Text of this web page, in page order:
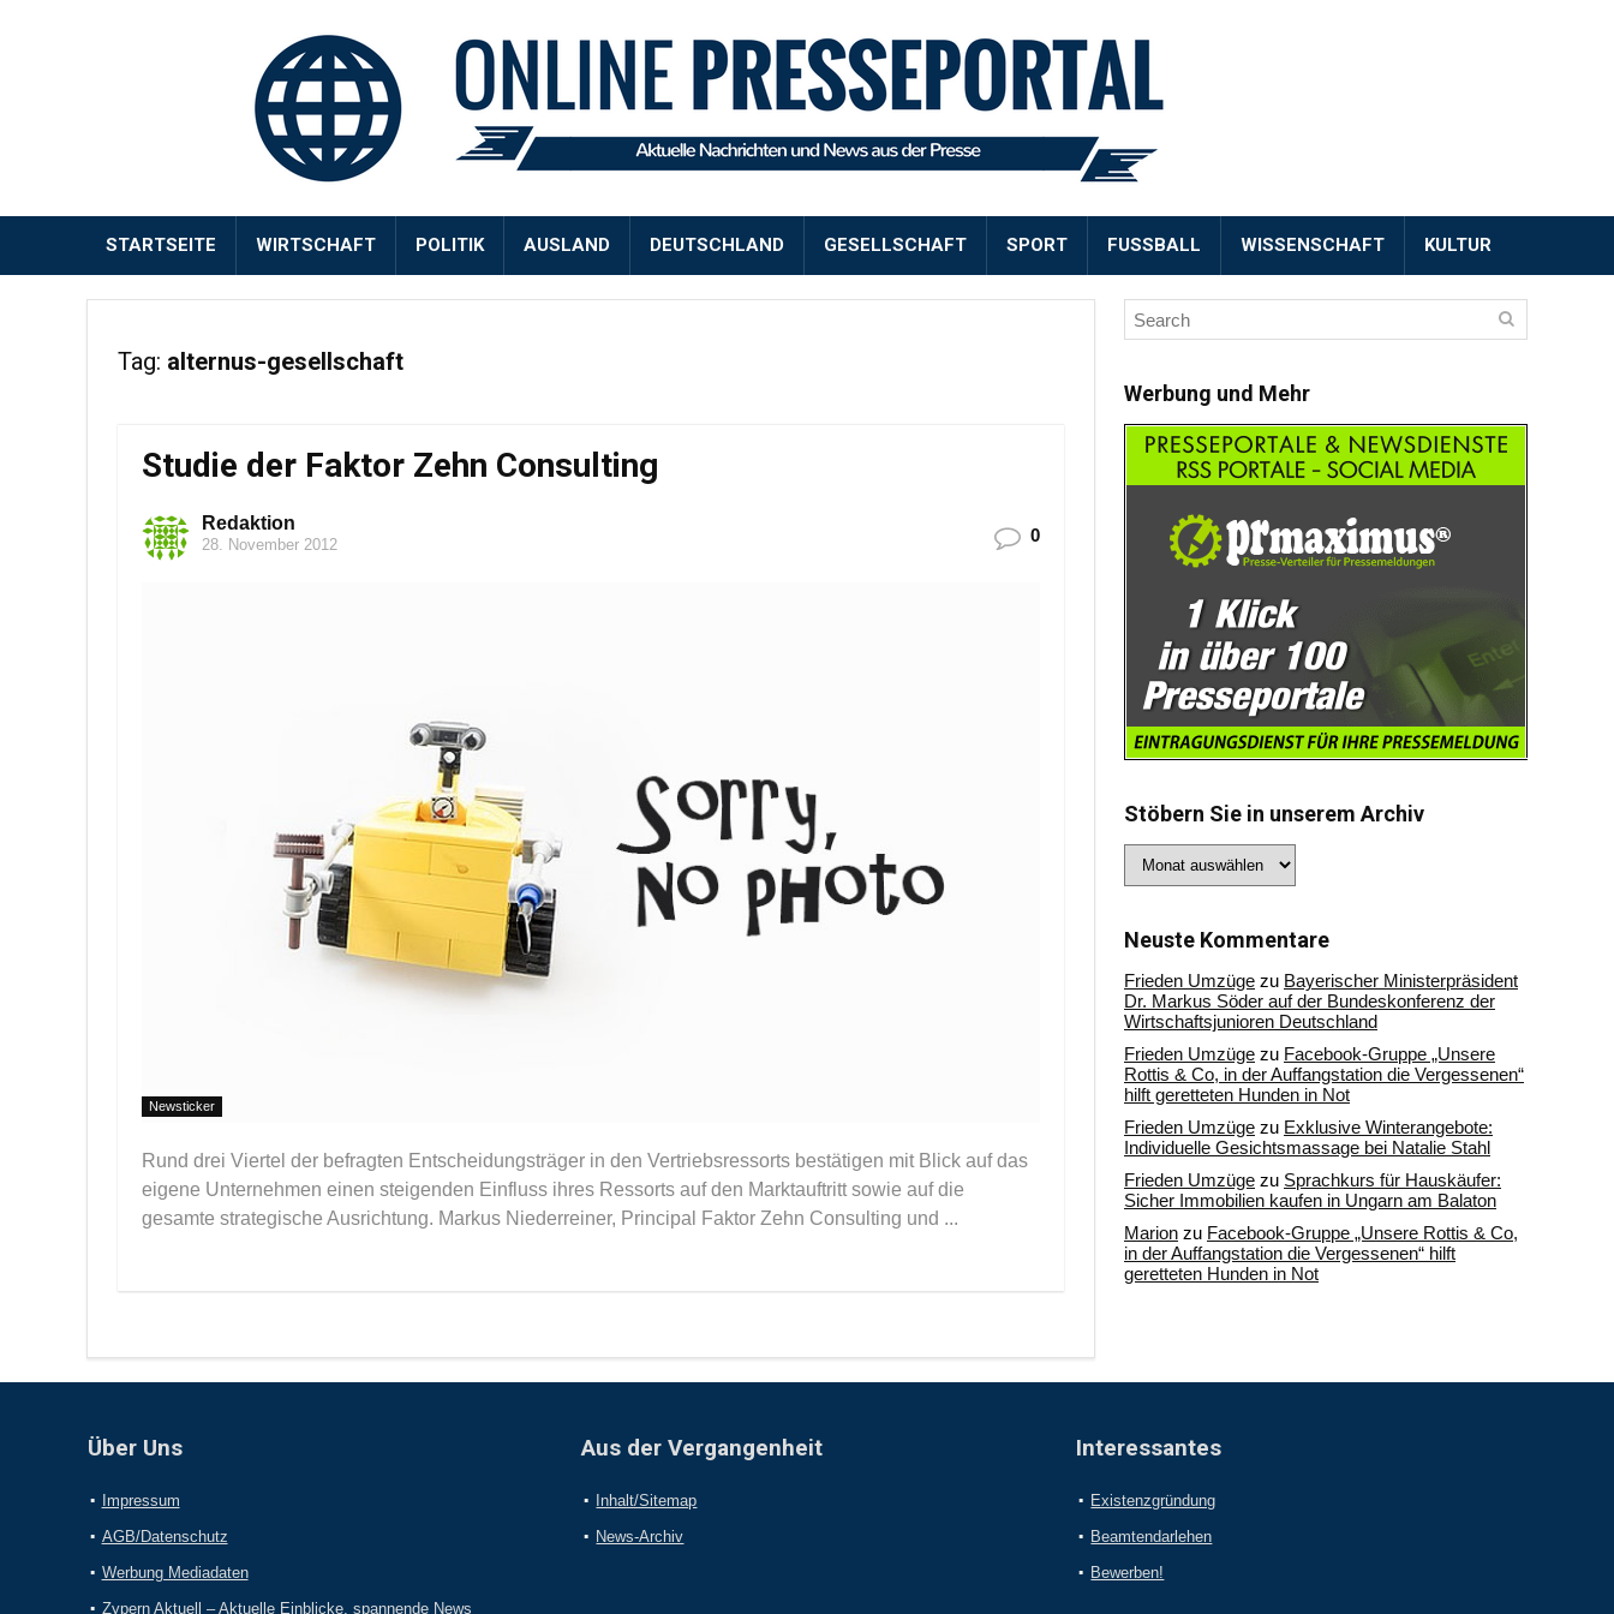
STARTSEITE WIRTSCHAFT POLITIK AUSLAND DEUTSCHLAND GESELLSCHAFT SPORT FUSSBALL WISSENSCHAFT KULTUR
Tag: alternus-gesellschaft
Studie der Faktor Zehn Consulting
Redaktion
28. November 2012 0
Newsticker
Rund drei Viertel der befragten Entscheidungsträger in den Vertriebsressorts bestätigen mit Blick auf das
eigene Unternehmen einen steigenden Einfluss ihres Ressorts auf den Marktauftritt sowie auf die
gesamte strategische Ausrichtung. Markus Niederreiner, Principal Faktor Zehn Consulting und ...
Werbung und Mehr
Stöbern Sie in unserem Archiv
Sie
Archiv
Neuste Kommentare
Frieden Umzüge zu Bayerischer Ministerpräsident
Dr. Markus Söder auf der Bundeskonferenz der
Wirtschaftsjunioren Deutschland
Frieden Umzüge zu Facebook-Gruppe „Unsere
Rottis & Co, in der Auffangstation die Vergessenen“
hilft geretteten Hunden in Not
Frieden Umzüge zu Exklusive Winterangebote:
Individuelle Gesichtsmassage bei Natalie Stahl
Frieden Umzüge zu Sprachkurs für Hauskäufer:
Sicher Immobilien kaufen in Ungarn am Balaton
Marion zu Facebook-Gruppe „Unsere Rottis & Co,
in der Auffangstation die Vergessenen“ hilft
geretteten Hunden in Not
Über Uns
Impressum
AGB/Datenschutz
Werbung Mediadaten
Zypern Aktuell – Aktuelle Einblicke, spannende News
Aus der Vergangenheit
Inhalt/Sitemap
News-Archiv
Interessantes
Existenzgründung
Beamtendarlehen
Bewerben!